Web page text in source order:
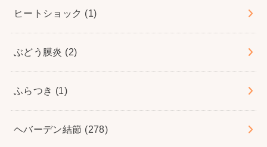
ヒートショック (1)
ぶどう膜炎 (2)
ふらつき (1)
ヘバーデン結節 (278)